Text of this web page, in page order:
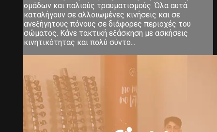
ομάδων και παλιούς τραυματισμούς. Όλα αυτά
καταλήγουν σε αλλοιωμένες κινήσεις και σε
ανεξήγητους πόνους σε διάφορες περιοχές του
σώματος. Κάνε τακτική εξάσκηση με ασκήσεις
κινητικότητας και πολύ σύντο...